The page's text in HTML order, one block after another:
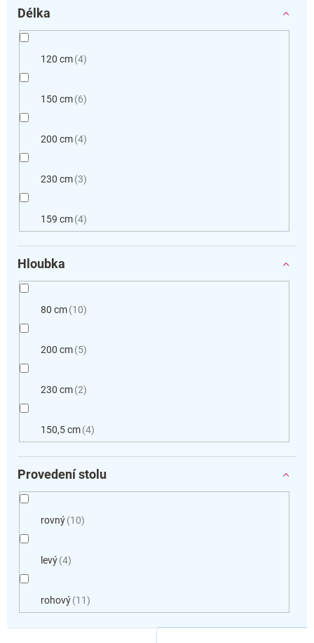
Délka
120 cm 4
150 cm 6
200 cm 4
230 cm 3
159 cm 4
Hloubka
80 cm 10
200 cm 5
230 cm 2
150,5 cm 4
Provedení stolu
rovný 10
levý 4
rohový 11
V